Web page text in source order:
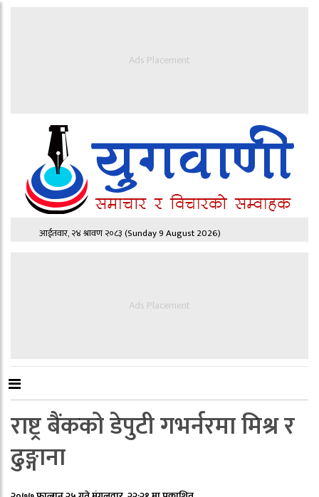
Ads Placement
आईतवार, २४ श्रावण २०८३(Sunday 9 August 2026)
Ads Placement
राष्ट्र बैंकको डेपुटी गभर्नरमा मिश्र र
ढुङ्गाना